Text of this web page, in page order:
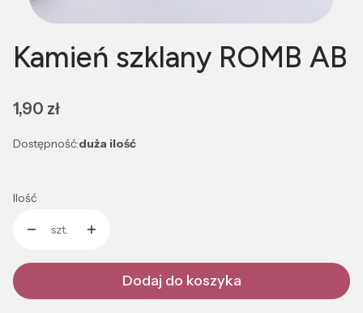
Kamień szklany ROMB AB
Cena
1,90 zł
Dostępność:duża ilość
Ilość
szt.
Dodaj do koszyka